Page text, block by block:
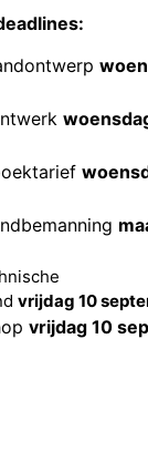
vrijdag 10
vrijdag 10